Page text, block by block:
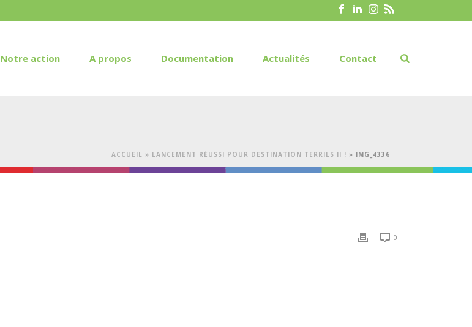
Notre action A propos Documentation Actualités Contact
ACCUEIL » LANCEMENT RÉUSSI POUR DESTINATION TERRILS II ! » IMG_4336
0